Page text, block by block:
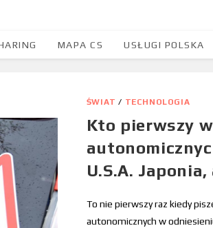
MAPA CS USŁUGI POLSKA
ŚWIAT / TECHNOLOGIA
Kto pierwszy
U.S.A.
To nie pierwszy raz kiedy
autonomicznych w